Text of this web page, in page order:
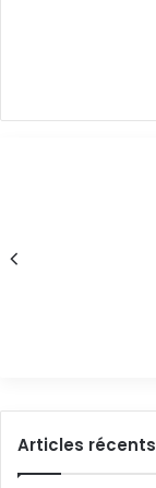
Articles récents